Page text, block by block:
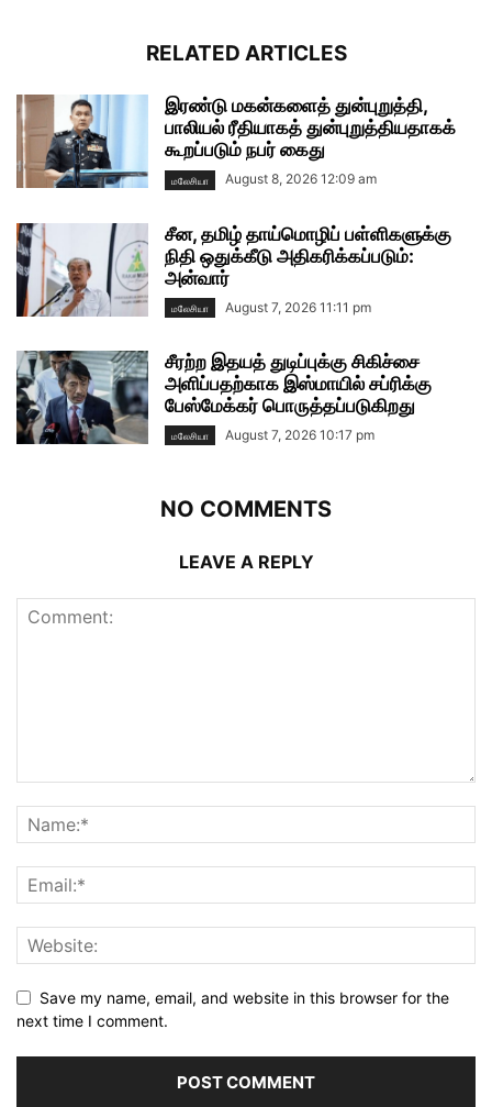
RELATED ARTICLES
இரண்டு மகன்களைத் துன்புறுத்தி,
பாலியல் ரீதியாகத் துன்புறுத்தியதாகக்
கூறப்படும் நபர் கைது
மலேசியா August 8, 2026 12:09 am
சீன, தமிழ் தாய்மொழிப் பள்ளிகளுக்கு
நிதி ஒதுக்கீடு அதிகரிக்கப்படும்:
அன்வார்
மலேசியா August 7, 2026 11:11 pm
சீரற்ற இதயத் துடிப்புக்கு சிகிச்சை
அளிப்பதற்காக இஸ்மாயில் சப்ரிக்கு
பேஸ்மேக்கர் பொருத்தப்படுகிறது
மலேசியா August 7, 2026 10:17 pm
NO COMMENTS
LEAVE A REPLY
Save my name, email, and website in this browser for the
next time I comment.